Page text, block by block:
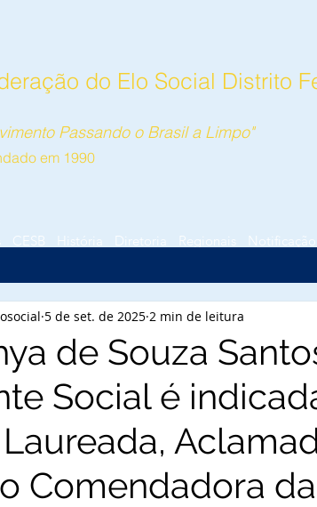
Passando o Brasil a Limpo"
em 1990
CESB História Diretoria Regionais Notificação
do Elo Social Distrito
de Souza
Social é
Comendadora
5 de set. de 2025 2 min de leitura